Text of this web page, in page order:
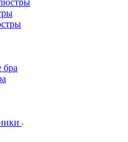
бра